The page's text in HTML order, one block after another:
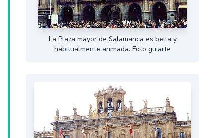
La Plaza mayor de Salamanca es bella y
habitualmente animada. Foto guiarte